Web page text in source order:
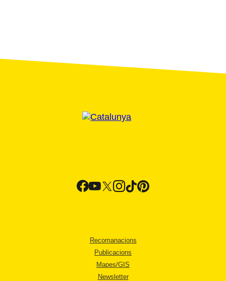
Recomanacions
Publicacions
Mapes/GIS
Newsletter